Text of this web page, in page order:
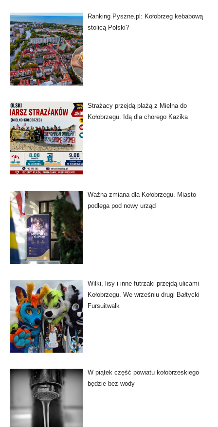
Ranking Pyszne.pl: Kołobrzeg kebabową
stolicą Polski?
Strażacy przejdą plażą z Mielna do
Kołobrzegu. Idą dla chorego Kazika
Ważna zmiana dla Kołobrzegu. Miasto
podlega pod nowy urząd
Wilki, lisy i inne futrzaki przejdą ulicami
Kołobrzegu. We wrześniu drugi Bałtycki
Fursuitwalk
W piątek część powiatu kołobrzeskiego
będzie bez wody